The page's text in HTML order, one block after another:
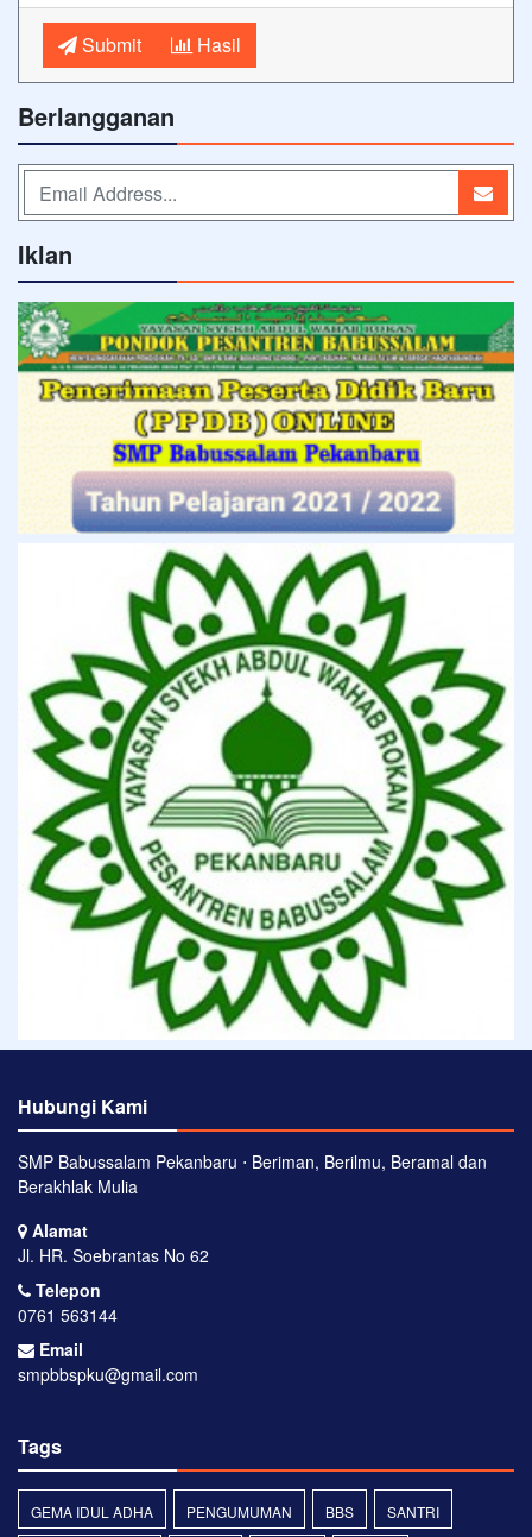
Submit Hasil
Berlangganan
Iklan
Hubungi Kami
SMP Babussalam Pekanbaru ⋅ Beriman, Berilmu, Beramal dan
Berakhlak Mulia
Alamat
Jl. HR. Soebrantas No 62
Telepon
0761 563144
Email
smpbbspku@gmail.com
Tags
GEMA IDUL ADHA PENGUMUMAN BBS SANTRI